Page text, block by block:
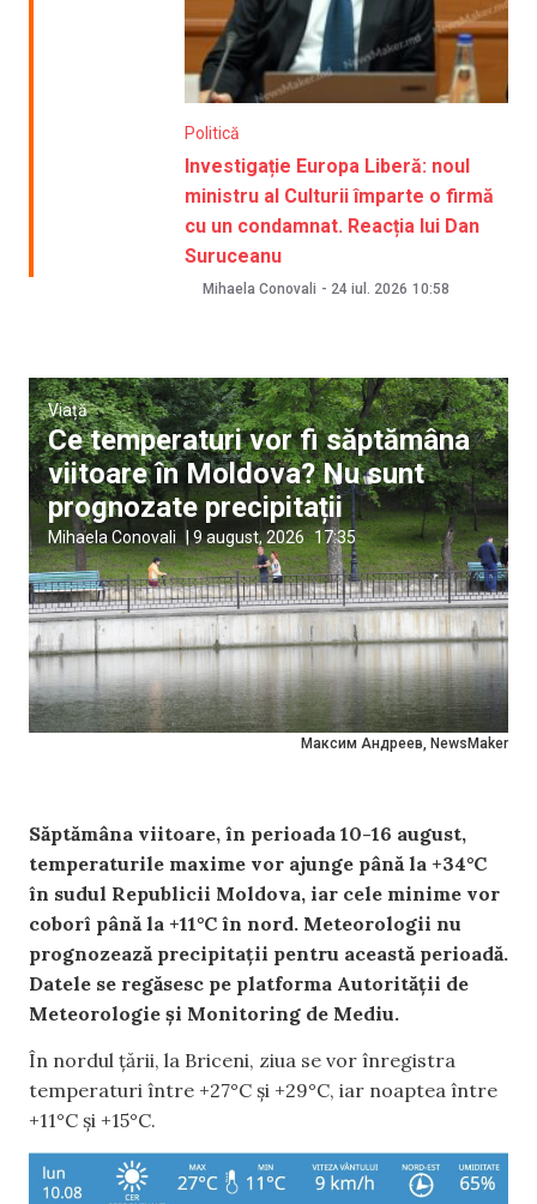
Politică
Investigație Europa Liberă: noul
ministru al Culturii împarte o firmă
cu un condamnat. Reacția lui Dan
Suruceanu
Mihaela Conovali - 24 iul. 2026 10:58
Максим Андреев, NewsMaker
Viață
Ce temperaturi vor fi săptămâna
viitoare în Moldova? Nu sunt
prognozate precipitații
Mihaela Conovali |9 august, 2026 17:35
Săptămâna viitoare, în perioada 10-16 august,
temperaturile maxime vor ajunge până la +34°C
în sudul Republicii Moldova, iar cele minime vor
coborî până la +11°C în nord. Meteorologii nu
prognozează precipitații pentru această perioadă.
Datele se regăsesc pe platforma Autorității de
Meteorologie și Monitoring de Mediu.
În nordul țării, la Briceni, ziua se vor înregistra
temperaturi între +27°C și +29°C, iar noaptea între
+11°C și +15°C.